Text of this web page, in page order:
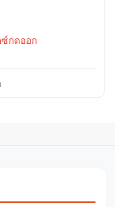
ซ์กดออก